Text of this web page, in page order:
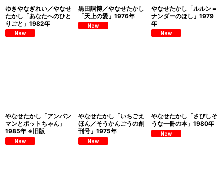
ゆきやなぎれい／やなせ
たかし「あなたへのひと
りごと」1982年
黒田詞博／やなせたかし
「天上の愛」1976年
やなせたかし「ルルン＝
ナンダーのほし」1979
年
やなせたかし「アンパン
マンとポットちゃん」
1985年 ※旧版
やなせたかし「いちごえ
ほん／そうかんごうの創
刊号」1975年
やなせたかし「さびしそ
うな一冊の本」1980年